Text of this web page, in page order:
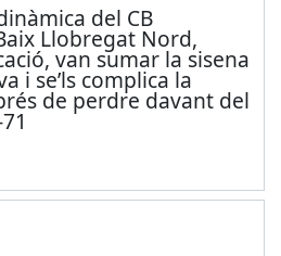
del CB
Llobregat Nord,
van sumar la sisena
i se’ls complica la
de perdre davant del